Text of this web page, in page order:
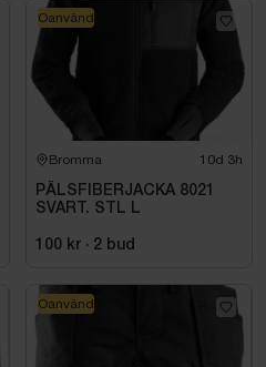
Bromma 10d 3h
PÄLSFIBERJACKA 8021
SVART. STL L
100 kr · 2 bud
Oanvänd
Oanvänd